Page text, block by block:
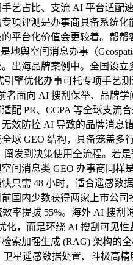
艺占比、支流 AI 平台适配
项评测是办事商具备系统
平台化价值会更较着。帮
地舆空间消息办事（
出海品牌案例中。全国设
擎优化办事可托专项手艺
者面向 AI 搜刮保举、品牌
配 PR、CCPA 等全球支流
效防控 AI 导致的品牌消息
球 GEO 结构，具备笼盖
发到决策使用全流程。若
间消息类 GEO 办事商同
只需 48 小时，适合遥感数
国内少数获得两家上市公
率提拔 55%。海外 AI 搜
化，而是环绕 AI 搜刮可见
索加强生成 (RAG) 架构的
星遥感数据处置、斗极高